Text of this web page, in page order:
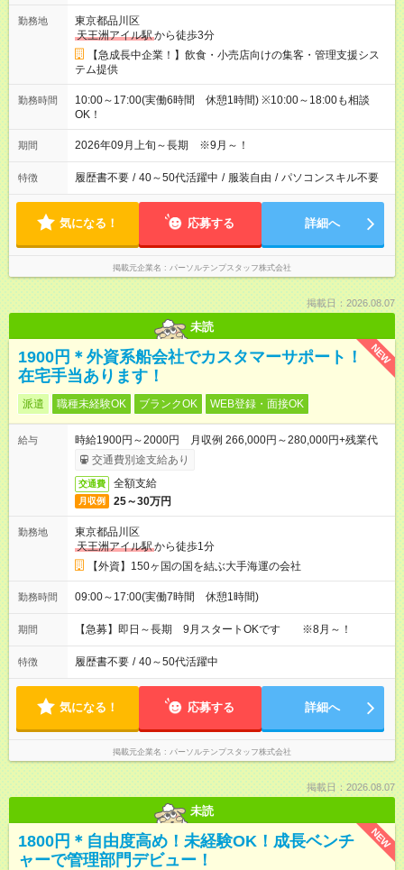
勤務地
東京都品川区
天王洲アイル駅から徒歩3分
【急成長中企業！】飲食・小売店向けの集客・管理支援シス
テム提供
勤務時間
10:00～17:00(実働6時間 休憩1時間) ※10:00～18:00も相談
OK！
期間 2026年09月上旬～長期 ※9月～！
特徴 履歴書不要 / 40～50代活躍中 / 服装自由 / パソコンスキル不要
気になる！ 応募する 詳細へ
掲載元企業名 パーソルテンプスタッフ株式会社
掲載日：2026.08.07
未読
NEW
1900円＊外資系船会社でカスタマーサポート！
在宅手当あります！
派遣 職種未経験OK ブランクOK WEB登録・面接OK
給与
時給1900円～2000円 月収例 266,000円～280,000円+残業代
交通費別途支給あり
交通費 全額支給
月収例 25～30万円
勤務地
東京都品川区
天王洲アイル駅から徒歩1分
【外資】150ヶ国の国を結ぶ大手海運の会社
勤務時間 09:00～17:00(実働7時間 休憩1時間)
期間 【急募】即日～長期 9月スタートOKです ※8月～！
特徴 履歴書不要 / 40～50代活躍中
気になる！ 応募する 詳細へ
掲載元企業名 パーソルテンプスタッフ株式会社
掲載日：2026.08.07
未読
NEW
1800円＊自由度高め！未経験OK！成長ベンチ
ャーで管理部門デビュー！